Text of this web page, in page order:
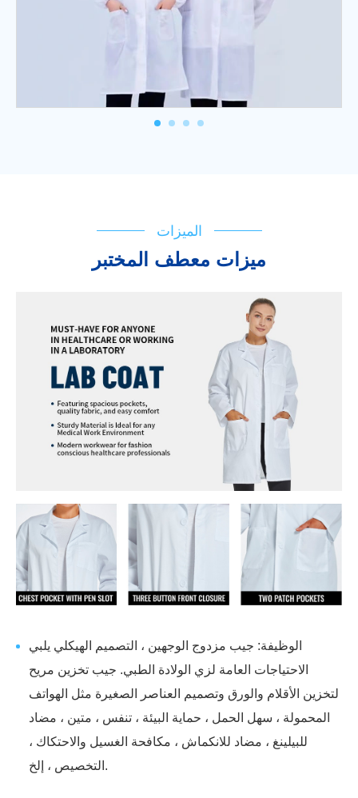
الميزات
ميزات معطف المختبر
الوظيفة: جيب مزدوج الوجهين ، التصميم الهيكلي يلبي
الاحتياجات العامة لزي الولادة الطبي. جيب تخزين مريح
لتخزين الأقلام والورق وتصميم العناصر الصغيرة مثل الهواتف
المحمولة ، سهل الحمل ، حماية البيئة ، تنفس ، متين ، مضاد
للبيلينغ ، مضاد للانكماش ، مكافحة الغسيل والاحتكاك ،
التخصيص ، إلخ.